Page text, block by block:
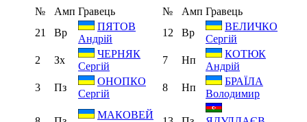
№ Амп Гравець № Амп Гравець
21
Вр
ПЯТОВ
Андрій
12 Вр
ВЕЛИЧКО
Сергій
2
Зх
ЧЕРНЯК
Сергій
7 Нп
КОТЮК
Андрій
3
Пз
ОНОПКО
Сергій
8 Нп
БРАЇЛА
Володимир
МАКОВЕЙ